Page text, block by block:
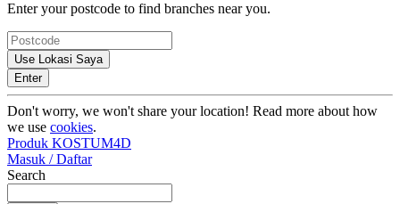
Enter your postcode to find branches near you.
Use Lokasi Saya
Enter
Don't worry, we won't share your location! Read more about how
we use cookies.
Produk KOSTUM4D
Masuk / Daftar
Search